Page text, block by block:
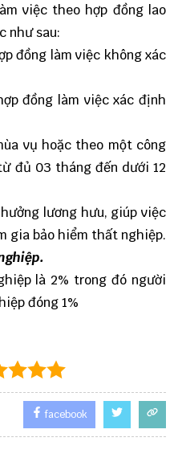
việc theo hợp đồng lao
như sau:
đồng làm việc không xác
đồng làm việc xác định
vụ hoặc theo một công
đủ 03 tháng đến dưới 12
lương hưu, giúp việc
gia bảo hiểm thất nghiệp.
là 2% trong đó người
đóng 1%
facebook